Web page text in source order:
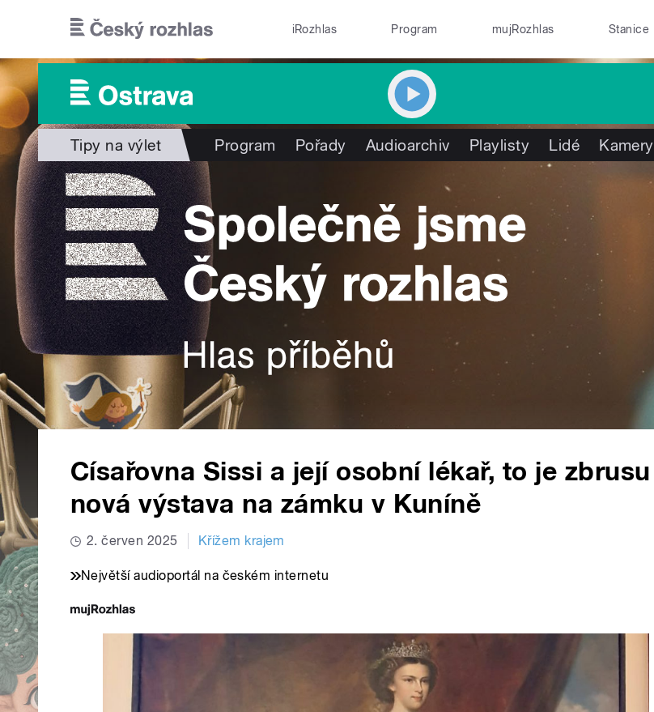
iRozhlas Program mujRozhlas Stanice
Tipy na výlet Program Pořady Audioarchiv Playlisty Lidé Kamery
Císařovna Sissi a její osobní lékař, to je zbrusu
nová výstava na zámku v Kuníně
2. červen 2025 Křížem krajem
Největší audioportál na českém internetu